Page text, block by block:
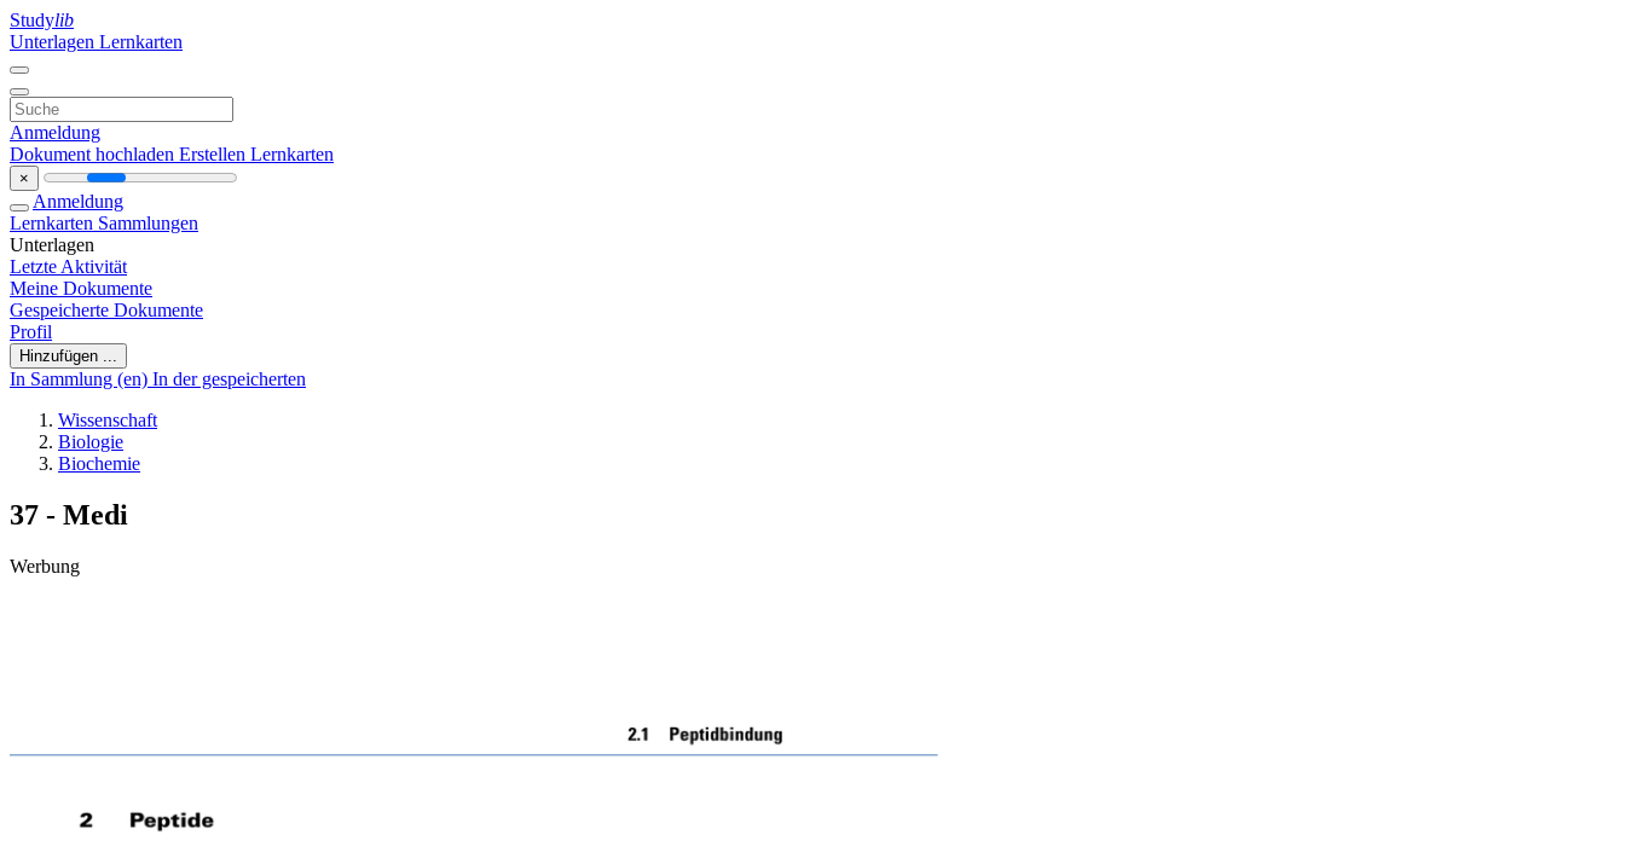
Studylib
Unterlagen Lernkarten
Anmeldung
Dokument hochladen Erstellen Lernkarten
×
Anmeldung
Lernkarten Sammlungen
Unterlagen
Letzte Aktivität
Meine Dokumente
Gespeicherte Dokumente
Profil
Hinzufügen ...
In Sammlung (en) In der gespeicherten
Wissenschaft
Biologie
Biochemie
37 - Medi
Werbung